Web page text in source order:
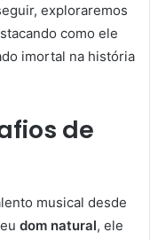
exploraremos
como ele
imortal na história
de
musical desde
dom natural, ele